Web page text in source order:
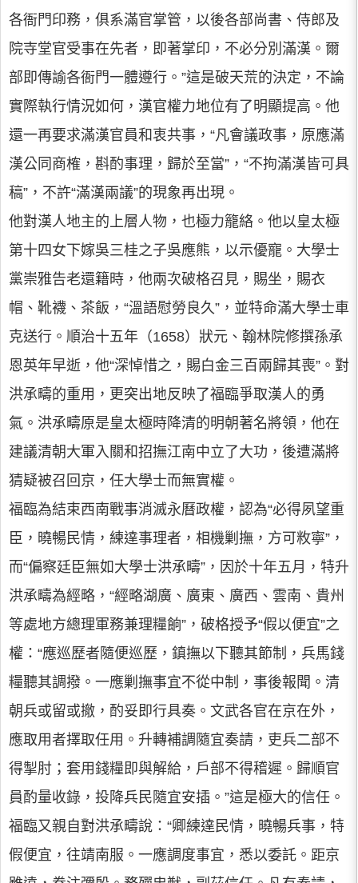
各衙門印務，俱系滿官掌管，以後各部尚書、侍郎及
院寺堂官受事在先者，即著掌印，不必分別滿漢。爾
部即傳諭各衙門一體遵行。”這是破天荒的決定，不論
實際執行情況如何，漢官權力地位有了明顯提高。他
還一再要求滿漢官員和衷共事，“凡會議政事，原應滿
漢公同商榷，斟酌事理，歸於至當”，“不拘滿漢皆可具
稿”，不許“滿漢兩議”的現象再出現。
他對漢人地主的上層人物，也極力籠絡。他以皇太極
第十四女下嫁吳三桂之子吳應熊，以示優寵。大學士
黨崇雅告老還籍時，他兩次破格召見，賜坐，賜衣
帽、靴襪、茶飯，“溫語慰勞良久”，並特命滿大學士車
克送行。順治十五年（1658）狀元、翰林院修撰孫承
恩英年早逝，他“深悼惜之，賜白金三百兩歸其喪”。對
洪承疇的重用，更突出地反映了福臨爭取漢人的勇
氣。洪承疇原是皇太極時降清的明朝著名將領，他在
建議清朝大軍入關和招撫江南中立了大功，後遭滿將
猜疑被召回京，任大學士而無實權。
福臨為結束西南戰事消滅永曆政權，認為“必得夙望重
臣，曉暢民情，練達事理者，相機剿撫，方可敉寧”，
而“偏察廷臣無如大學士洪承疇”，因於十年五月，特升
洪承疇為經略，“經略湖廣、廣東、廣西、雲南、貴州
等處地方總理軍務兼理糧餉”，破格授予“假以便宜”之
權：“應巡歷者隨便巡歷，鎮撫以下聽其節制，兵馬錢
糧聽其調撥。一應剿撫事宜不從中制，事後報聞。清
朝兵或留或撤，酌妥即行具奏。文武各官在京在外，
應取用者擇取任用。升轉補調隨宜奏請，吏兵二部不
得掣肘；套用錢糧即與解給，戶部不得稽遲。歸順官
員酌量收錄，投降兵民隨宜安插。”這是極大的信任。
福臨又親自對洪承疇說：“卿練達民情，曉暢兵事，特
假便宜，往靖南服。一應調度事宜，悉以委託。距京